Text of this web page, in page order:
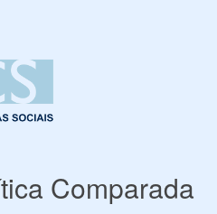
Comparada